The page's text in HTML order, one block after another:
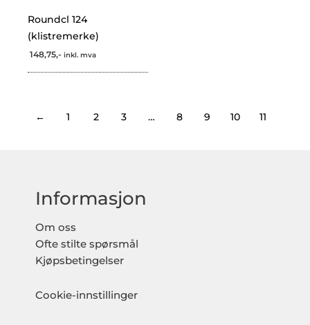
Roundcl 124
(klistremerke)
148,75,- inkl. mva
← 1 2 3 … 8 9 10 11
Informasjon
Om oss
Ofte stilte spørsmål
Kjøpsbetingelser
Cookie-innstillinger